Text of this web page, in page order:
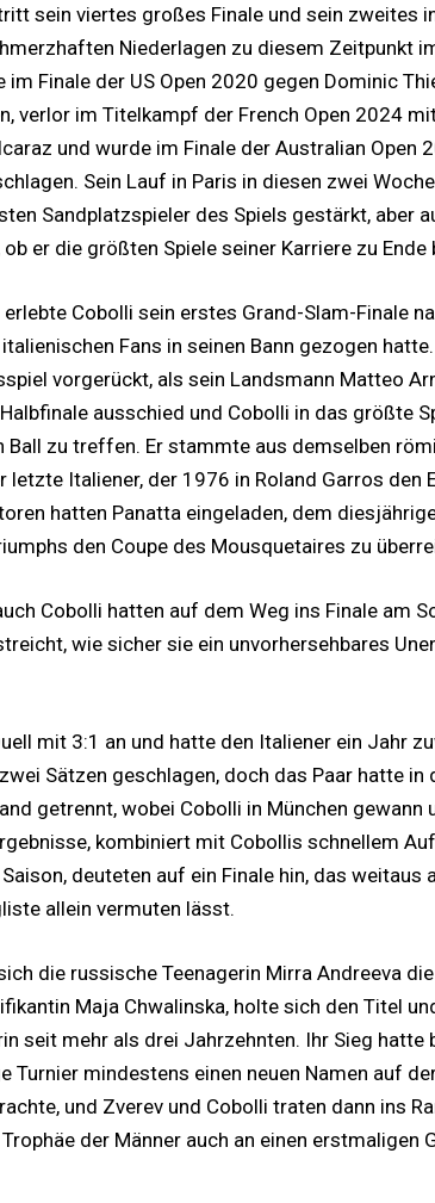
sein viertes großes Finale und sein zweites
Niederlagen zu diesem Zeitpunkt
im Finale der US Open 2020 gegen Dominic
verlor im Titelkampf der French Open 2024
und wurde im Finale der Australian Open
Sein Lauf in Paris in diesen zwei
Sandplatzspieler des Spiels gestärkt, aber
er die größten Spiele seiner Karriere zu Ende
Cobolli sein erstes Grand-Slam-Finale
Fans in seinen Bann gezogen
vorgerückt, als sein Landsmann Matteo
ausschied und Cobolli in das größte
Ball zu treffen. Er stammte aus demselben
letzte Italiener, der 1976 in Roland Garros den
hatten Panatta eingeladen, dem
den Coupe des Mousquetaires zu
Cobolli hatten auf dem Weg ins Finale am
wie sicher sie ein unvorhersehbares
mit 3:1 an und hatte den Italiener ein Jahr
Sätzen geschlagen, doch das Paar hatte in
getrennt, wobei Cobolli in München gewann
kombiniert mit Cobollis schnellem
deuteten auf ein Finale hin, das weitaus
allein vermuten lässt.
die russische Teenagerin Mirra Andreeva
Maja Chwalinska, holte sich den Titel
seit mehr als drei Jahrzehnten. Ihr Sieg
Turnier mindestens einen neuen Namen auf
und Zverev und Cobolli traten dann ins
der Männer auch an einen erstmaligen